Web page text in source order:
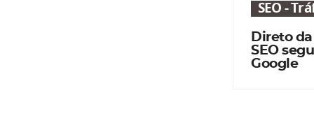
SEO -
Direto
SEO
Google